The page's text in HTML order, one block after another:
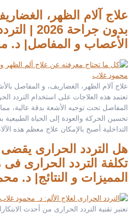
علاج آلام الظهر،
بدون
الأعصاب و المفاصل| د.
علاج آلام الظهر، الغضاريف، و المفاصل
تعتمد هذه العلاجات على استخدام التردد
المفاصل تحت توجيه الأشعة بدقة عالية،
تحسين الحركة والعودة إلى الحياة
التداخلية أصبح بالإمكان علاج معظم هذه
هل التردد الحرارى يقضى
المميزات و النتائج| د.
تعتبر تقنية التردد الحرارى من أحدث